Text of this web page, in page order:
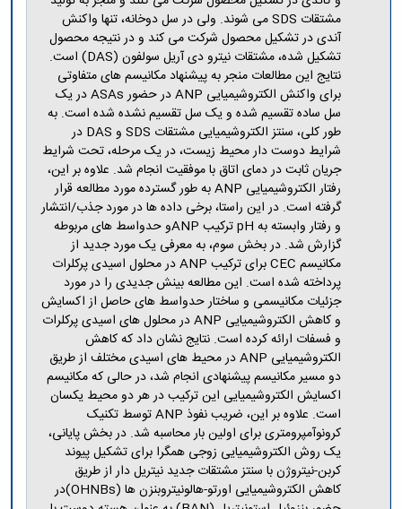
مشتقات SDS می شوند. ولی در سل دوخانه، تنها واکنش
آندی در تشکیل محصول شرکت می کند و در نتیجه محصول
تشکیل شده، مشتقات نیترو دی آریل سولفون (DAS) است.
نتایج این مطالعات منجر به پیشنهاد مکانیسم های متفاوتی
برای واکنش الکتروشیمیایی ANP در حضور ASAs در یک
سل ساده تقسیم شده و یک سل تقسیم نشده شده است. به
طور کلی، سنتز الکتروشیمیایی مشتقات SDS و DAS در
شرایط دوست دار محیط زیست، در یک مرحله، تحت شرایط
جریان ثابت در دمای اتاق با موفقیت انجام شد. علاوه بر این،
رفتار الکتروشیمیایی ANP به طور گسترده مورد مطالعه قرار
گرفته است. در این راستا، برخی داده ها در مورد جذب/انتشار
و رفتار وابسته به pH ترکیب ANPو حدواسط های مربوطه
گزارش شد. در بخش سوم، به معرفی یک مورد جدید از
مکانیسم CEC برای ترکیب ANP در محلول اسیدی پرکلرات
پرداخته شده است. این مطالعه بینش جدیدی را در مورد
جزئیات مکانیسمی و ساختار حدواسط های حاصل از اکسایش
و کاهش الکتروشیمیایی ANP در محلول های اسیدی پرکلرات
و فسفات ارائه کرده است. نتایج نشان داد که کاهش
الکتروشیمیایی ANP در محیط های اسیدی مختلف از طریق
دو مسیر مکانیسم پیشنهادی انجام شد، در حالی که مکانیسم
اکسایش الکتروشیمیایی این ترکیب در هر دو محیط یکسان
است. علاوه بر این، ضریب نفوذ ANP توسط تکنیک
کرونوآمپرومتری برای اولین بار محاسبه شد. در بخش پایانی،
یک روش الکتروشیمیایی زوجی همگرا برای تشکیل پیوند
کربن-نیتروژن با سنتز مشتقات جدید نیتریل دار از طریق
کاهش الکتروشیمیایی اورتو-هالونیتروبنزن ها (OHNBs)در